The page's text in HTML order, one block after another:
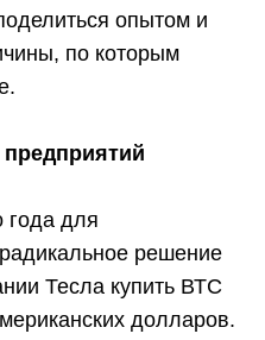
опытом и
по которым
года для
решение
Тесла купить ВТС
долларов.